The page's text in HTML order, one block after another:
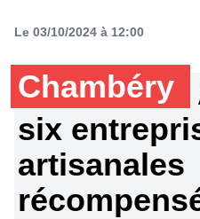
Le 03/10/2024 à 12:00
Chambéry
six
artisanales